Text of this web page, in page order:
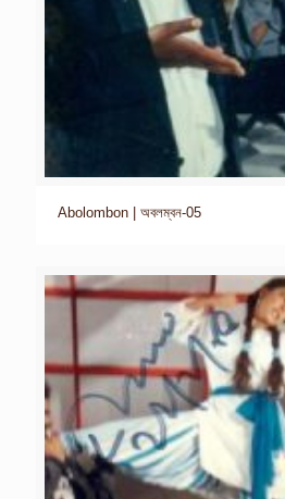
Abolombon | অবলম্বন-05